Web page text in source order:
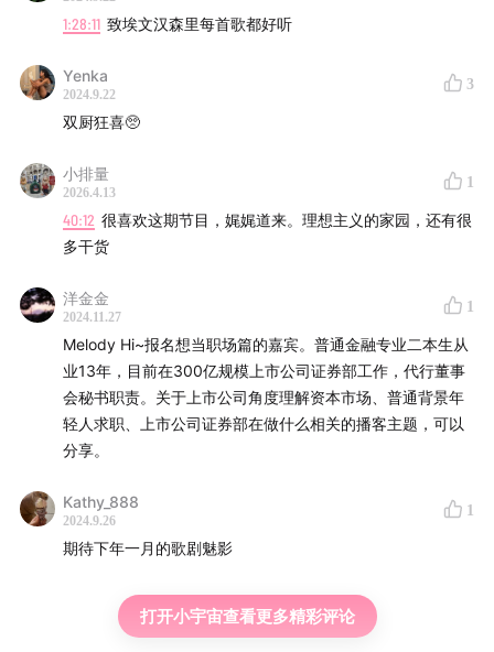
1:28:11 致埃文汉森里每首歌都好听
Yenka
2024.9.22
3
双厨狂喜🥺
小排量
2026.4.13
1
40:12 很喜欢这期节目，娓娓道来。理想主义的家园，还有很
多干货
洋金金
2024.11.27
1
Melody Hi~报名想当职场篇的嘉宾。普通金融专业二本生从
业13年，目前在300亿规模上市公司证券部工作，代行董事
会秘书职责。关于上市公司角度理解资本市场、普通背景年
轻人求职、上市公司证券部在做什么相关的播客主题，可以
分享。
Kathy_888
2024.9.26
1
期待下年一月的歌剧魅影
打开小宇宙查看更多精彩评论